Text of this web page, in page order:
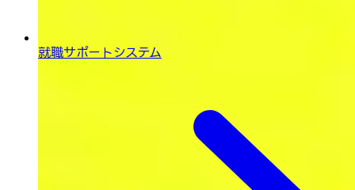
就職サポートシステム